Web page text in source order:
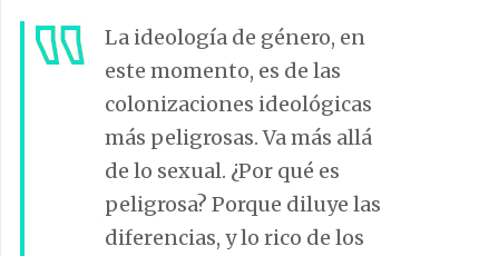
La ideología de género, en
este momento, es de las
colonizaciones ideológicas
más peligrosas. Va más allá
de lo sexual. ¿Por qué es
peligrosa? Porque diluye las
diferencias, y lo rico de los